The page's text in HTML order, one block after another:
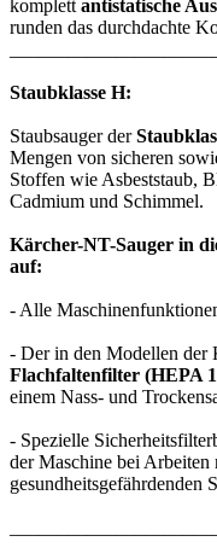
komplett antistatische
runden das durchdachte
Staubklasse H:
Staubsauger der
Mengen von sicheren
Stoffen wie Asbeststaub,
Cadmium und Schimmel.
Kärcher-NT-Sauger in
auf:
- Alle
- Der in den Modellen der
Flachfaltenfilter (HEPA
einem Nass- und
- Spezielle
der Maschine bei Arbeiten
gesundheitsgefährdenden